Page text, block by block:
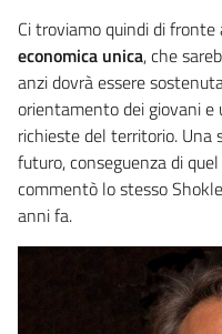
Ci troviamo quindi di fronte
economica unica, che
anzi dovrà essere
orientamento dei giovani
richieste del territorio. Una
futuro, conseguenza di
commentò lo stesso
anni fa.